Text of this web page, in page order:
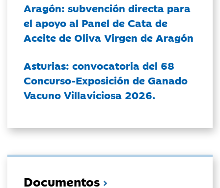
Aragón: subvención directa para
el apoyo al Panel de Cata de
Aceite de Oliva Virgen de Aragón
Asturias: convocatoria del 68
Concurso-Exposición de Ganado
Vacuno Villaviciosa 2026.
Documentos